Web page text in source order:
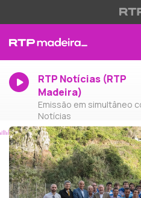
RTP Notícias (RTP
Madeira)
Emissão em simultâneo
Notícias